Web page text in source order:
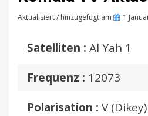
Aktualisiert / hinzugefügt am Posted
1
Satelliten : Al Yah 1
Frequenz : 12073
Polarisation : V (Dikey)